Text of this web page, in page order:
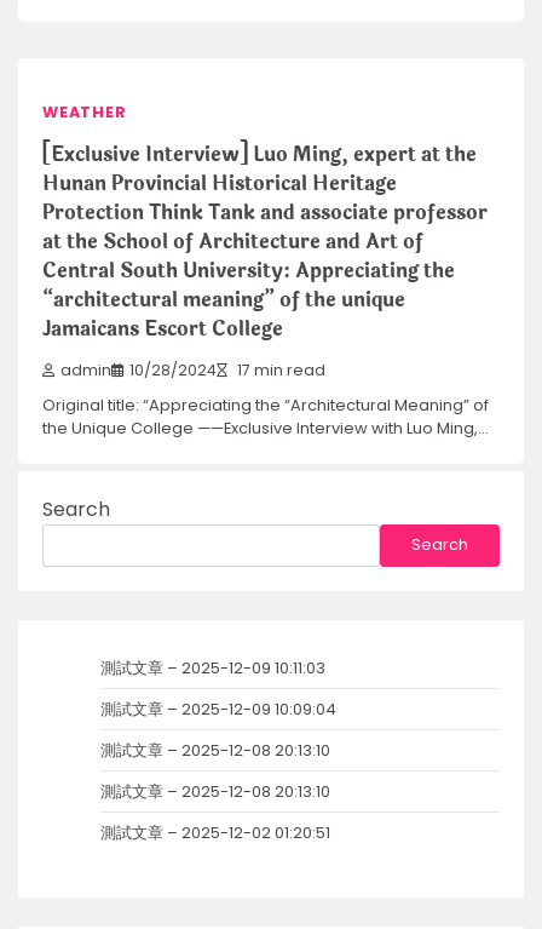
WEATHER
[Exclusive Interview] Luo Ming, expert at the
Hunan Provincial Historical Heritage
Protection Think Tank and associate professor
at the School of Architecture and Art of
Central South University: Appreciating the
“architectural meaning” of the unique
Jamaicans Escort College
admin 10/28/2024 17 min read
Original title: “Appreciating the “Architectural Meaning” of
the Unique College ——Exclusive Interview with Luo Ming,…
Search
Search
測試文章 – 2025-12-09 10:11:03
測試文章 – 2025-12-09 10:09:04
測試文章 – 2025-12-08 20:13:10
測試文章 – 2025-12-08 20:13:10
測試文章 – 2025-12-02 01:20:51